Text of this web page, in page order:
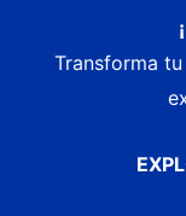
Transforma